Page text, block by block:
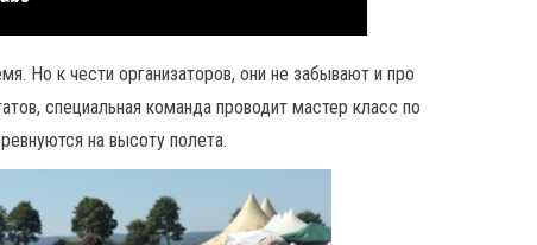
Но к чести организаторов, они не забывают и про
специальная команда проводит мастер класс по
на высоту полета.